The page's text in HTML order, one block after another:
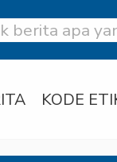
KODE